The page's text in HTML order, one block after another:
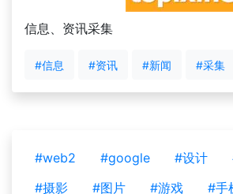
信息、资讯采集
#信息 #资讯 #新闻 #采集
#web2 #google #设计
#摄影
#图片 #游戏 #手